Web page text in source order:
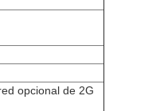
opcional de 2G